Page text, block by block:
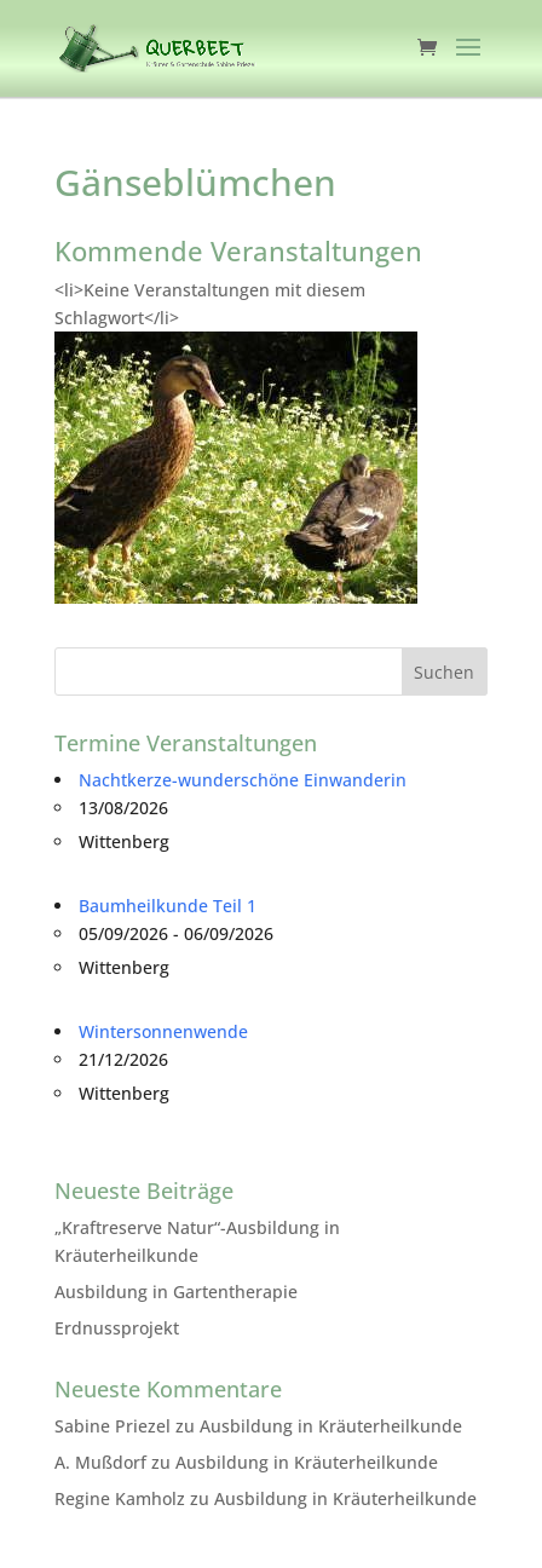
Gänseblümchen
Kommende Veranstaltungen
<li>Keine Veranstaltungen mit diesem
Schlagwort</li>
Termine Veranstaltungen
Nachtkerze-wunderschöne Einwanderin
13/08/2026
Wittenberg
Baumheilkunde Teil 1
05/09/2026 - 06/09/2026
Wittenberg
Wintersonnenwende
21/12/2026
Wittenberg
Neueste Beiträge
„Kraftreserve Natur“-Ausbildung in
Kräuterheilkunde
Ausbildung in Gartentherapie
Erdnussprojekt
Neueste Kommentare
Sabine Priezel zu Ausbildung in Kräuterheilkunde
A. Mußdorfzu Ausbildung in Kräuterheilkunde
Regine Kamholz zu Ausbildung in Kräuterheilkunde